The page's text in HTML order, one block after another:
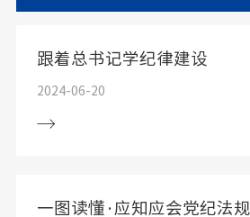
跟着总书记学纪律建设
2024-06-20
一图读懂·应知应会党纪法